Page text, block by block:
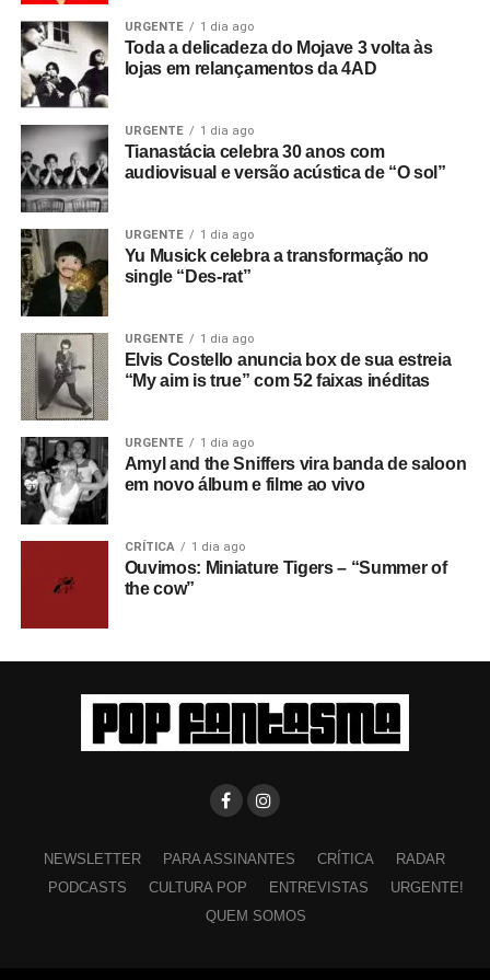
URGENTE 1 dia ago
Toda a delicadeza do Mojave 3 volta às
lojas em relançamentos da 4AD
URGENTE 1 dia ago
Tianastácia celebra 30 anos com
audiovisual e versão acústica de “O sol”
URGENTE 1 dia ago
Yu Musick celebra a transformação no
single “Des-rat”
URGENTE 1 dia ago
Elvis Costello anuncia box de sua estreia
“My aim is true” com 52 faixas inéditas
URGENTE 1 dia ago
Amyl and the Sniffers vira banda de saloon
em novo álbum e filme ao vivo
CRÍTICA 1 dia ago
Ouvimos: Miniature Tigers – “Summer of
the cow”
NEWSLETTER PARA ASSINANTES CRÍTICA
RADAR
PODCASTS
CULTURA POP ENTREVISTAS
URGENTE!
QUEM SOMOS